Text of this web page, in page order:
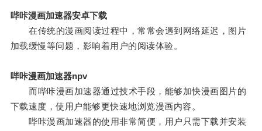
哔咔漫画加速器安卓下载
在传统的漫画阅读过程中，常常会遇到网络延迟，图片
加载缓慢等问题，影响着用户的阅读体验。
哔咔漫画加速器npv
而哔咔漫画加速器通过技术手段，能够加快漫画图片的
下载速度，使用户能够更快速地浏览漫画内容。
哔咔漫画加速器的使用非常简便，用户只需下载并安装